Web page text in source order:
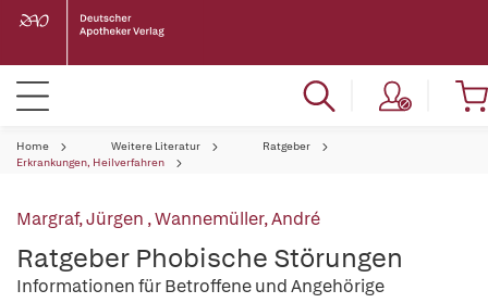
Home Weitere Literatur
Ratgeber
Erkrankungen, Heilverfahren
Margraf, Jürgen ,Wannemüller, André
Ratgeber Phobische Störungen
Informationen für Betroffene und Angehörige